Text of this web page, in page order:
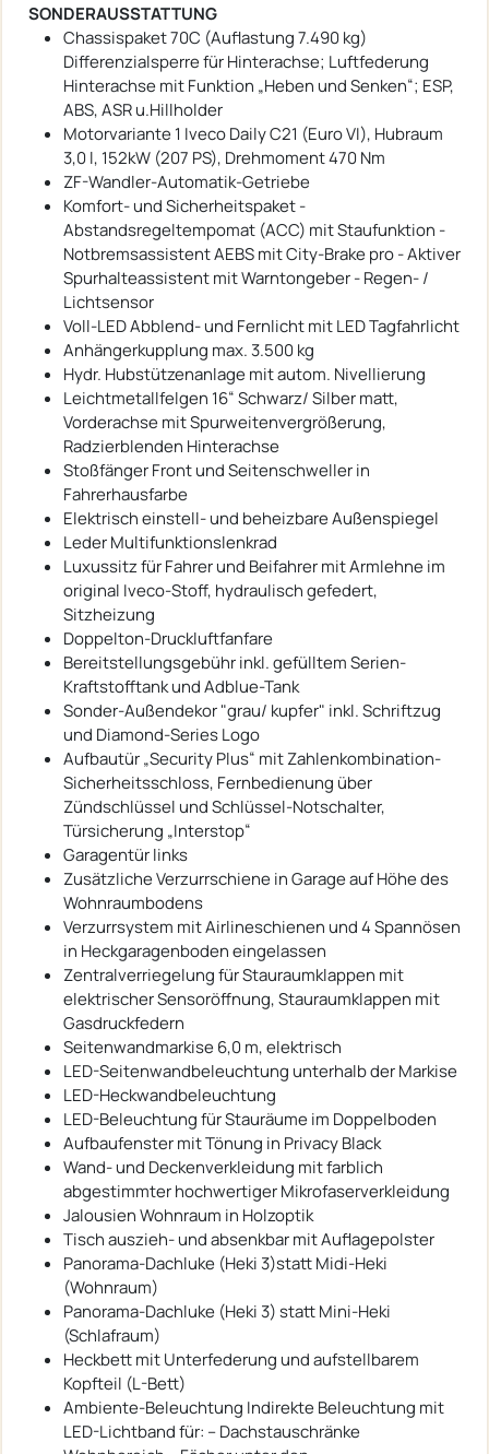
SONDERAUSSTATTUNG
Chassispaket 70C (Auflastung 7.490 kg)
Differenzialsperre für Hinterachse; Luftfederung
Hinterachse mit Funktion „Heben und Senken“; ESP,
ABS, ASR u.Hillholder
Motorvariante 1 Iveco Daily C21 (Euro VI), Hubraum
3,0 l, 152kW (207 PS), Drehmoment 470 Nm
ZF-Wandler-Automatik-Getriebe
Komfort- und Sicherheitspaket -
Abstandsregeltempomat (ACC) mit Staufunktion -
Notbremsassistent AEBS mit City-Brake pro - Aktiver
Spurhalteassistent mit Warntongeber - Regen- /
Lichtsensor
Voll-LED Abblend- und Fernlicht mit LED Tagfahrlicht
Anhängerkupplung max. 3.500 kg
Hydr. Hubstützenanlage mit autom. Nivellierung
Leichtmetallfelgen 16“ Schwarz/ Silber matt,
Vorderachse mit Spurweitenvergrößerung,
Radzierblenden Hinterachse
Stoßfänger Front und Seitenschweller in
Fahrerhausfarbe
Elektrisch einstell- und beheizbare Außenspiegel
Leder Multifunktionslenkrad
Luxussitz für Fahrer und Beifahrer mit Armlehne im
original Iveco-Stoff, hydraulisch gefedert,
Sitzheizung
Doppelton-Druckluftfanfare
Bereitstellungsgebühr inkl. gefülltem Serien-
Kraftstofftank und Adblue-Tank
Sonder-Außendekor "grau/ kupfer" inkl. Schriftzug
und Diamond-Series Logo
Aufbautür „Security Plus“ mit Zahlenkombination-
Sicherheitsschloss, Fernbedienung über
Zündschlüssel und Schlüssel-Notschalter,
Türsicherung „Interstop“
Garagentür links
Zusätzliche Verzurrschiene in Garage auf Höhe des
Wohnraumbodens
Verzurrsystem mit Airlineschienen und 4 Spannösen
in Heckgaragenboden eingelassen
Zentralverriegelung für Stauraumklappen mit
elektrischer Sensoröffnung, Stauraumklappen mit
Gasdruckfedern
Seitenwandmarkise 6,0 m, elektrisch
LED-Seitenwandbeleuchtung unterhalb der Markise
LED-Heckwandbeleuchtung
LED-Beleuchtung für Stauräume im Doppelboden
Aufbaufenster mit Tönung in Privacy Black
Wand- und Deckenverkleidung mit farblich
abgestimmter hochwertiger Mikrofaserverkleidung
Jalousien Wohnraum in Holzoptik
Tisch auszieh- und absenkbar mit Auflagepolster
Panorama-Dachluke (Heki 3)statt Midi-Heki
(Wohnraum)
Panorama-Dachluke (Heki 3) statt Mini-Heki
(Schlafraum)
Heckbett mit Unterfederung und aufstellbarem
Kopfteil (L-Bett)
Ambiente-Beleuchtung Indirekte Beleuchtung mit
LED-Lichtband für: – Dachstauschränke